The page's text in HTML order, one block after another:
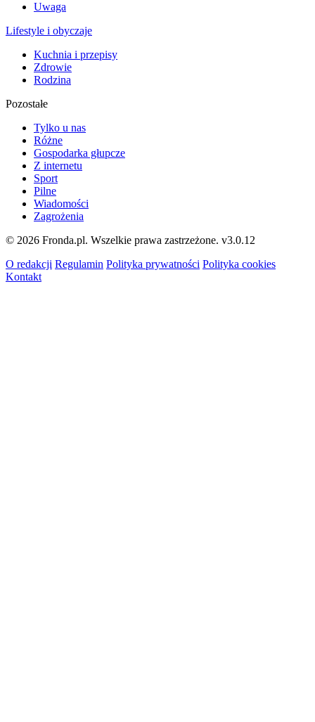
Uwaga
Lifestyle i obyczaje
Kuchnia i przepisy
Zdrowie
Rodzina
Pozostałe
Tylko u nas
Różne
Gospodarka głupcze
Z internetu
Sport
Pilne
Wiadomości
Zagrożenia
© 2026 Fronda.pl. Wszelkie prawa zastrzeżone. v3.0.12
O redakcji Regulamin Polityka prywatności Polityka cookies
Kontakt